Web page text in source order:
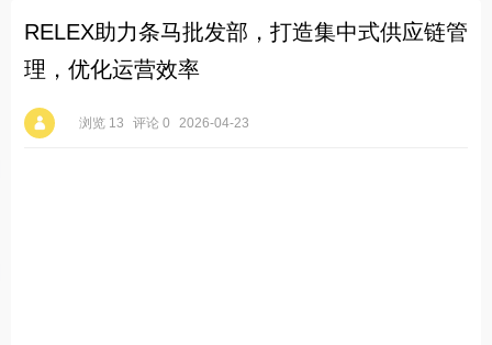
RELEX助力条马批发部，打造集中式供应链管
理，优化运营效率
浏览 13 评论 0 2026-04-23